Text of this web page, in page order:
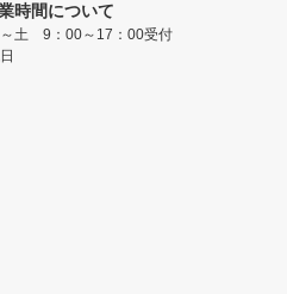
時間について
～土 9：00～17：00受付